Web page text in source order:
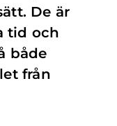
De är
tid och
både
från